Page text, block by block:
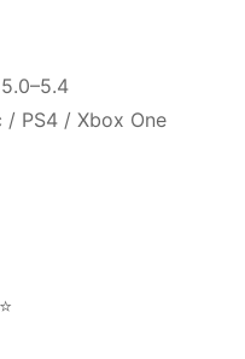
/ PS4 / Xbox One